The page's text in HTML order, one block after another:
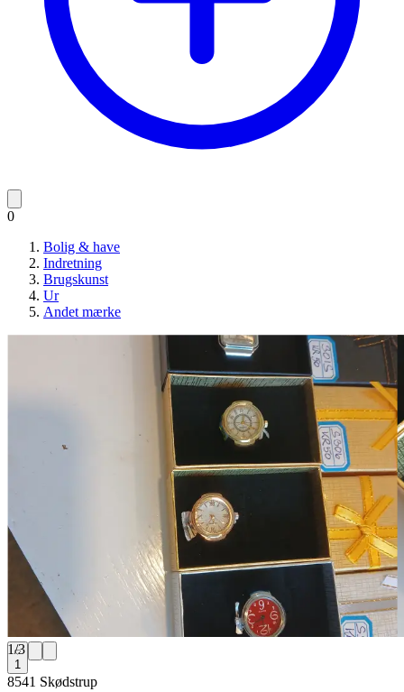
0
Bolig & have
Indretning
Brugskunst
Ur
Andet mærke
1/3
1
8541 Skødstrup